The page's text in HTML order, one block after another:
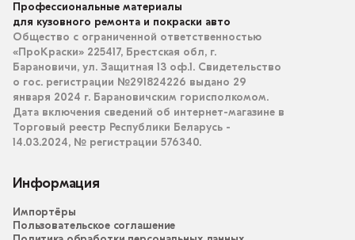
Профессиональные материалы
для кузовного ремонта и покраски авто
Общество с ограниченной ответственностью
«ПроКраски» 225417, Брестская обл, г.
Барановичи, ул. Защитная 13 оф.1. Свидетельство
о гос. регистрации №291824226 выдано 29
января 2024 г. Барановичским горисполкомом.
Дата включения сведений об интернет-магазине в
Торговый реестр Республики Беларусь -
14.03.2024, № регистрации 576340.
Информация
Импортёры
Пользовательское соглашение